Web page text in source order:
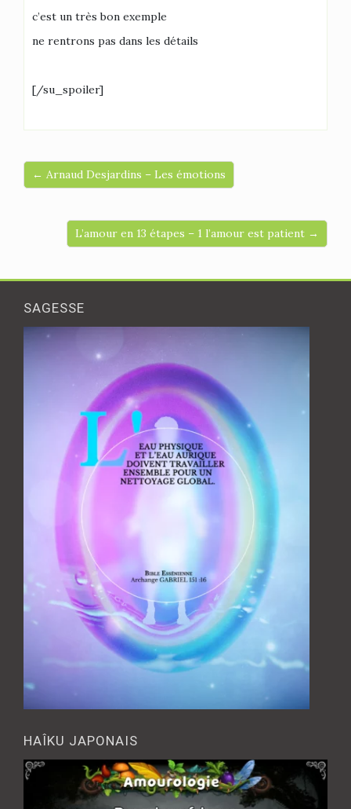
c’est un très bon exemple
ne rentrons pas dans les détails
[/su_spoiler]
← Arnaud Desjardins – Les émotions
L’amour en 13 étapes – 1 l’amour est patient →
SAGESSE
HAÎKU JAPONAIS